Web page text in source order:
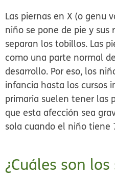
Las piernas en X (o genu
niño se pone de pie y sus
separan los tobillos. Las
como una parte normal
desarrollo. Por eso, los
infancia hasta los cursos
primaria suelen tener las
que esta afección sea
sola cuando el niño tiene
¿Cuáles son